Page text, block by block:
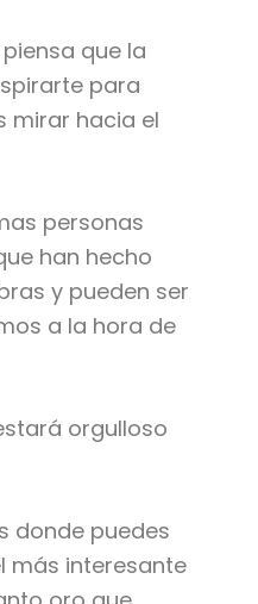
que la
para
mirar hacia el
personas
han hecho
y pueden ser
a la hora de
orgulloso
donde puedes
más interesante